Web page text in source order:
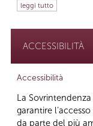
leggi tutto
ACCESSIBILITÀ
Accessibilità
La
garantire
da parte del più